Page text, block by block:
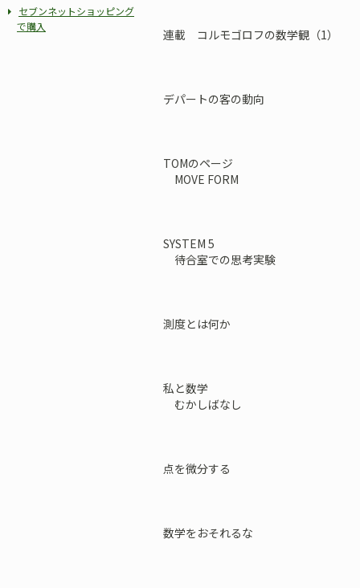
セブンネットショッピング
で購入
連載 コルモゴロフの数学観（1）
デパートの客の動向
TOMのページ
MOVE FORM
SYSTEM 5
待合室での思考実験
測度とは何か
私と数学
むかしばなし
点を微分する
数学をおそれるな